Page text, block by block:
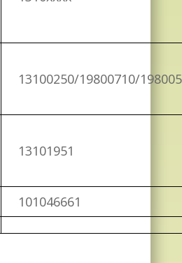
13100250/19800710/
13101951
101046661